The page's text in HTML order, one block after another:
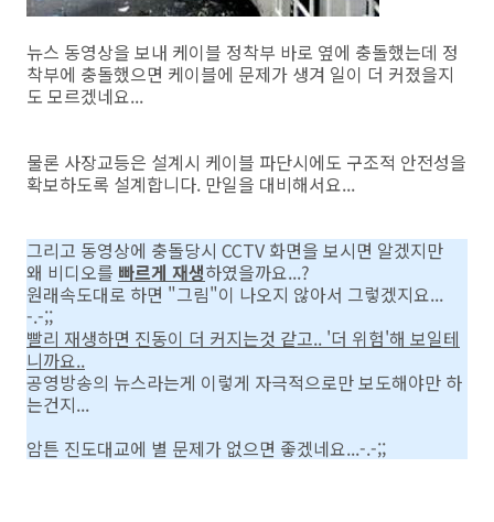
뉴스 동영상을 보내 케이블 정착부 바로 옆에 충돌했는데 정
착부에 충돌했으면 케이블에 문제가 생겨 일이 더 커졌을지
도 모르겠네요...
물론 사장교등은 설계시 케이블 파단시에도 구조적 안전성을
확보하도록 설계합니다. 만일을 대비해서요...
그리고 동영상에 충돌당시 CCTV 화면을 보시면 알겠지만
왜 비디오를 빠르게 재생하였을까요...?
원래속도대로 하면 "그림"이 나오지 않아서 그렇겠지요...
-.-;;
빨리 재생하면 진동이 더 커지는것 같고.. '더 위험'해 보일테
니까요..
공영방송의 뉴스라는게 이렇게 자극적으로만 보도해야만 하
는건지...
암튼 진도대교에 별 문제가 없으면 좋겠네요...-.-;;